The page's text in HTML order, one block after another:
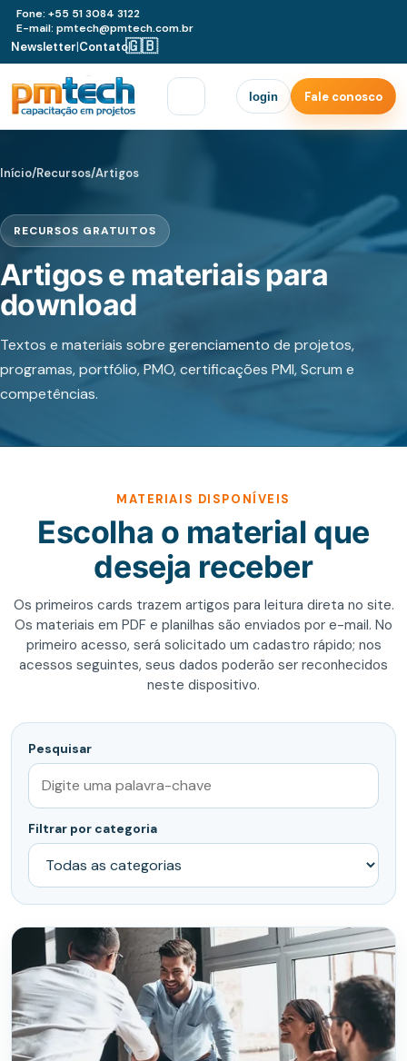
Fone: +55 51 3084 3122
E-mail: pmtech@pmtech.com.br
Newsletter|Contato|
🇬🇧
login Fale conosco
Início/Recursos/Artigos
RECURSOS GRATUITOS
Artigos e materiais para
download
Textos e materiais sobre gerenciamento de projetos,
programas, portfólio, PMO, certificações PMI, Scrum e
competências.
MATERIAIS DISPONÍVEIS
Escolha o material que
deseja receber
Os primeiros cards trazem artigos para leitura direta no site.
Os materiais em PDF e planilhas são enviados por e-mail. No
primeiro acesso, será solicitado um cadastro rápido; nos
acessos seguintes, seus dados poderão ser reconhecidos
neste dispositivo.
Pesquisar
Filtrar por categoria